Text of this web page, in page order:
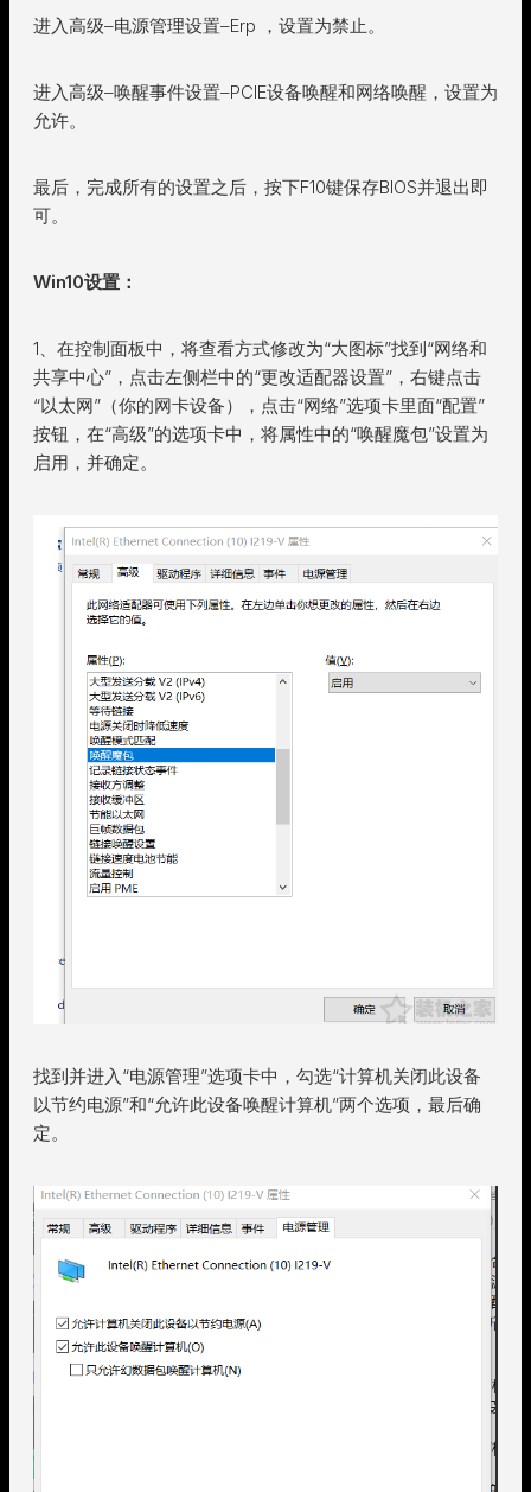
进入高级–电源管理设置–Erp ，设置为禁止。
进入高级–唤醒事件设置–PCIE设备唤醒和网络唤醒，设置为
允许。
最后，完成所有的设置之后，按下F10键保存BIOS并退出即
可。
Win10设置：
1、在控制面板中，将查看方式修改为“大图标”找到“网络和
共享中心”，点击左侧栏中的“更改适配器设置”，右键点击
“以太网”（你的网卡设备），点击“网络”选项卡里面“配置”
按钮，在“高级”的选项卡中，将属性中的“唤醒魔包”设置为
启用，并确定。
找到并进入“电源管理”选项卡中，勾选“计算机关闭此设备
以节约电源”和“允许此设备唤醒计算机”两个选项，最后确
定。